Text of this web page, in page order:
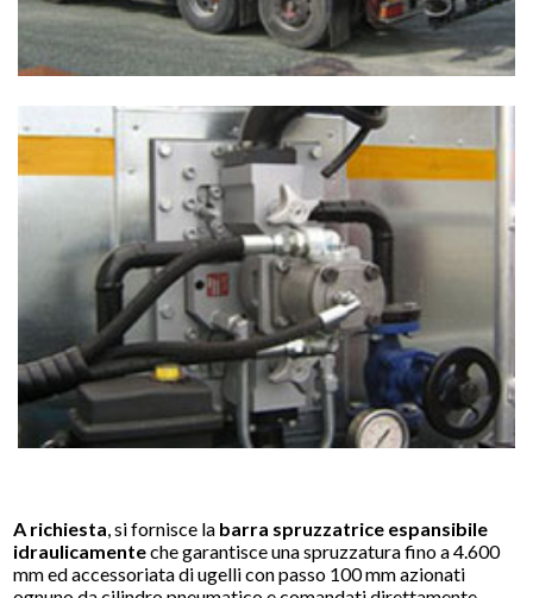
A richiesta, si fornisce la barra spruzzatrice espansibile
idraulicamenteche garantisce una spruzzatura fino a 4.600
mm ed accessoriata di ugelli con passo 100 mm azionati